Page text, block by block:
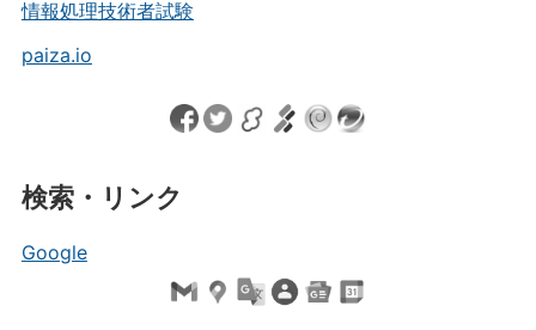
情報処理技術者試験
paiza.io
検索・リンク
Google